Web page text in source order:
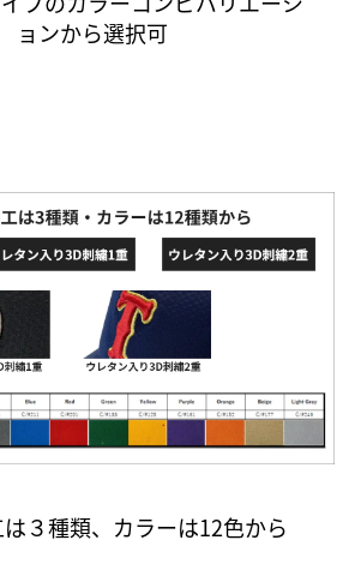
ョンから選択可
３種類、カラーは12色から